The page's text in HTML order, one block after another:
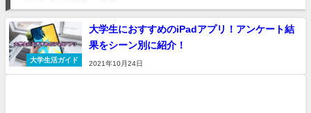
大学生活ガイド
大学生におすすめのiPadアプリ！アンケート結
果をシーン別に紹介！
2021年10月24日